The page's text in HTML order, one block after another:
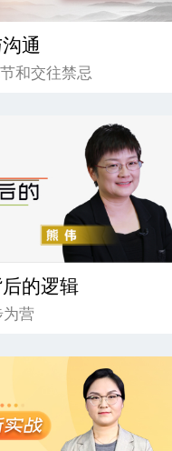
通
和交往禁忌
的逻辑
营